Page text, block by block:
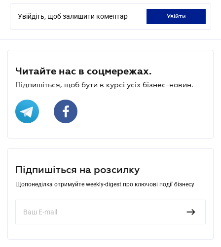
Увійдіть, щоб залишити коментар увійти
Читайте нас в соцмережах.
Підпишіться, щоб бути в курсі усіх бізнес-новин.
Підпишіться на розсилку
Щопонеділка отримуйте weekly-digest про ключові події бізнесу